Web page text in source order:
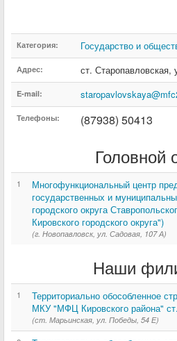
Категория: Государство и
Адрес: ст. Старопавловская,
E-mail:
Телефоны: (87938) 50413
Головной
1
Многофункциональный центр
государственных и
городского округа
Кировского городского округа")
(г. Новопавловск, ул. Садовая, 107 А)
Наши
1
Территориально обособленное
МКУ "МФЦ Кировского района"
(ст. Марьинская, ул. Победы, 54 Е)